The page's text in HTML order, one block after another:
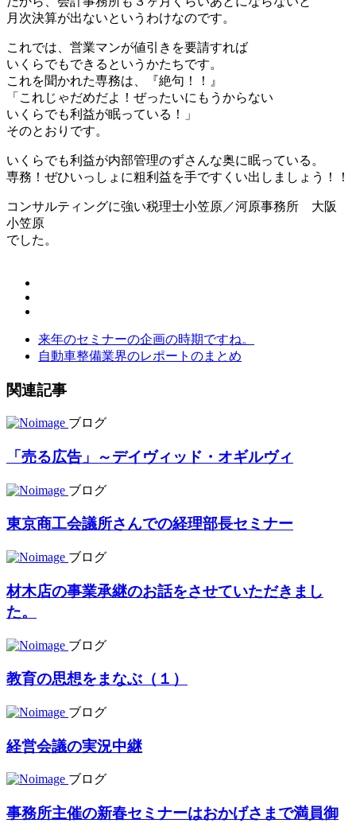
月次決算が出ないというわけなのです。
これでは、営業マンが値引きを要請すれば
いくらでもできるというかたちです。
これを聞かれた専務は、『絶句！！』
「これじゃだめだよ！ぜったいにもうからない
いくらでも利益が眠っている！」
そのとおりです。
いくらでも利益が内部管理のずさんな奥に眠っている。
専務！ぜひいっしょに粗利益を手ですくい出しましょう！！
コンサルティングに強い税理士小笠原／河原事務所 大阪
小笠原
でした。
来年のセミナーの企画の時期ですね。
自動車整備業界のレポートのまとめ
関連記事
ブログ
「売る広告」～デイヴィッド・オギルヴィ
ブログ
東京商工会議所さんでの経理部長セミナー
ブログ
材木店の事業承継のお話をさせていただきまし
た。
ブログ
教育の思想をまなぶ（１）
ブログ
経営会議の実況中継
ブログ
事務所主催の新春セミナーはおかげさまで満員御